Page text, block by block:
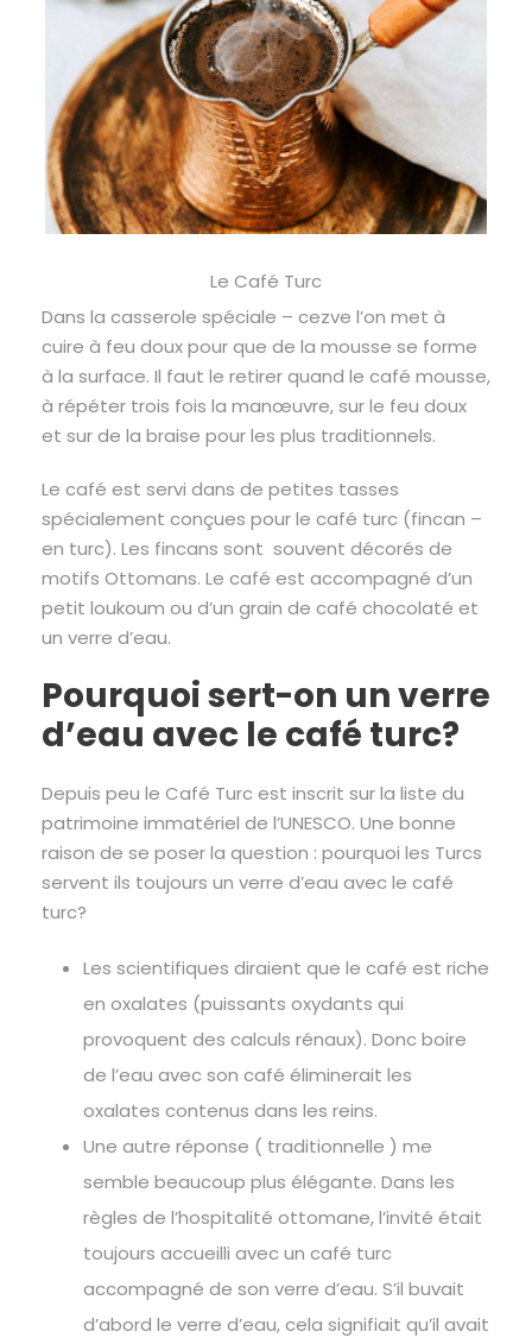
Le Café Turc
Dans la casserole spéciale – cezve l’on met à
cuire à feu doux pour que de la mousse se forme
à la surface. Il faut le retirer quand le café mousse,
à répéter trois fois la manœuvre, sur le feu doux
et sur de la braise pour les plus traditionnels.
Le café est servi dans de petites tasses
spécialement conçues pour le café turc (fincan –
en turc). Les fincans sont souvent décorés de
motifs Ottomans. Le café est accompagné d’un
petit loukoum ou d’un grain de café chocolaté et
un verre d’eau.
Pourquoi sert-on un verre
d’eau avec le café turc?
Depuis peu le Café Turc est inscrit sur la liste du
patrimoine immatériel de l’UNESCO. Une bonne
raison de se poser la question : pourquoi les Turcs
servent ils toujours un verre d’eau avec le café
turc?
Les scientifiques diraient que le café est riche
en oxalates (puissants oxydants qui
provoquent des calculs rénaux). Donc boire
de l’eau avec son café éliminerait les
oxalates contenus dans les reins.
Une autre réponse ( traditionnelle ) me
semble beaucoup plus élégante. Dans les
règles de l’hospitalité ottomane, l’invité était
toujours accueilli avec un café turc
accompagné de son verre d’eau. S’il buvait
d’abord le verre d’eau, cela signifiait qu’il avait